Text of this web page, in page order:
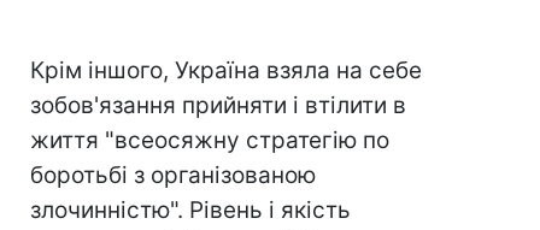
Крім іншого, Україна взяла на себе
зобов'язання прийняти і втілити в
життя "всеосяжну стратегію по
боротьбі з організованою
злочинністю". Рівень і якість